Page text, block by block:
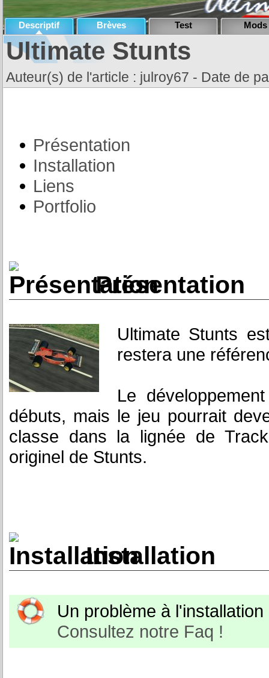
Descriptif Brèves Test Mods
Ultimate Stunts
Auteur(s) de l'article : julroy67 - Date de
Présentation
Installation
Liens
Portfolio
Présentation
Ultimate Stunts
restera une
Le
débuts, mais le jeu pourrait
classe dans la lignée de
originel de Stunts.
Installation
Un problème à
Consultez notre Faq !